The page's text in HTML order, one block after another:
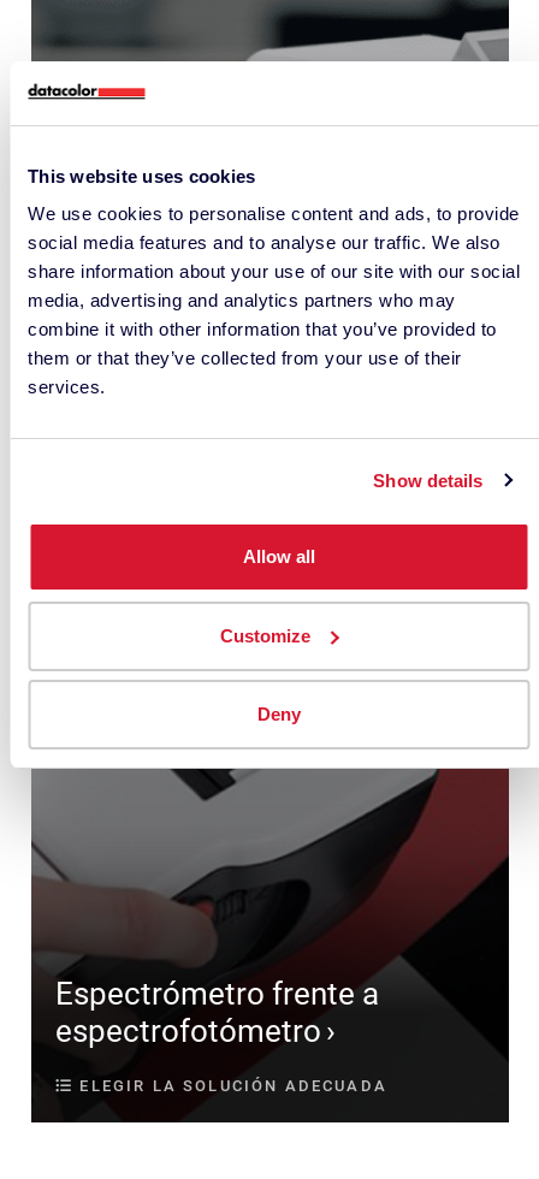
This website uses cookies
We use cookies to personalise content and ads, to provide
social media features and to analyse our traffic. We also
share information about your use of our site with our social
media, advertising and analytics partners who may
combine it with other information that you’ve provided to
them or that they’ve collected from your use of their
services.
Show details
Allow all
Customize
Deny
Cuándo cambiar de
espectrofotómetro y por qué
es importante
ELEGIR LA SOLUCIÓN ADECUADA
Espectrómetro frente a
espectrofotómetro
ELEGIR LA SOLUCIÓN ADECUADA